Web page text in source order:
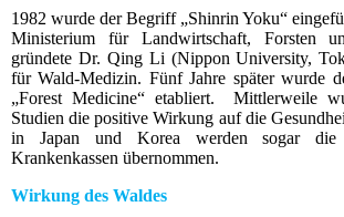
1982 wurde der Begriff „Shinrin Yoku“
Ministerium für Landwirtschaft, Forsten
gründete Dr. Qing Li (Nippon University,
für Wald-Medizin. Fünf Jahre später wurde
„Forest Medicine“ etabliert. Mittlerweile
Studien die positive Wirkung auf die
in Japan und Korea werden sogar
Krankenkassen übernommen.
Wirkung des Waldes